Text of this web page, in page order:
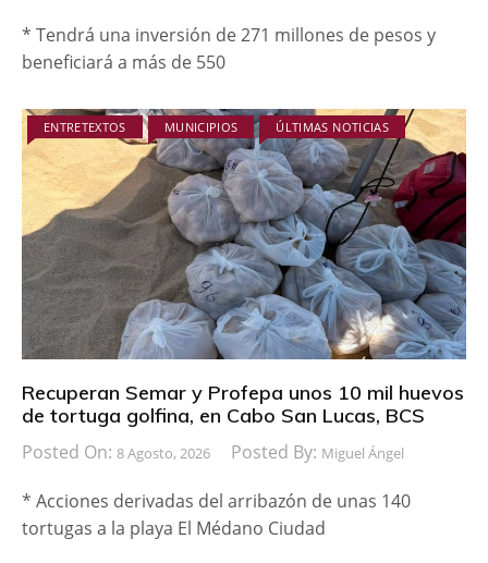
* Tendrá una inversión de 271 millones de pesos y
beneficiará a más de 550
ENTRETEXTOS MUNICIPIOS ÚLTIMAS NOTICIAS
Recuperan Semar y Profepa unos 10 mil huevos
de tortuga golfina, en Cabo San Lucas, BCS
Posted On: 8 Agosto, 2026 Posted By: Miguel Ángel
* Acciones derivadas del arribazón de unas 140
tortugas a la playa El Médano Ciudad